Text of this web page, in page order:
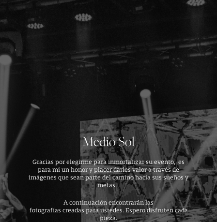
Medio Sol
Gracias por elegirme para inmortalizar su evento, es
para mi un honor y placer darles valor a través de
imágenes que sean parte del camino hacia sus sueños y
metas.
A continuación encontrarán las
fotografías creadas para ustedes. Espero disfruten cada
pieza.